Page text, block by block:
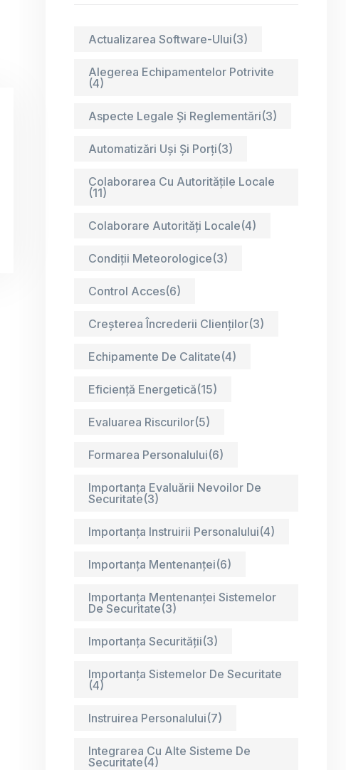
Actualizarea Software-Ului(3)
Alegerea Echipamentelor Potrivite
(4)
Aspecte Legale Și Reglementări(3)
Automatizări Uși Și Porți(3)
Colaborarea Cu Autoritățile Locale
(11)
Colaborare Autorități Locale(4)
Condiții Meteorologice(3)
Control Acces(6)
Creșterea Încrederii Clienților(3)
Echipamente De Calitate(4)
Eficiență Energetică(15)
Evaluarea Riscurilor(5)
Formarea Personalului(6)
Importanța Evaluării Nevoilor De
Securitate(3)
Importanța Instruirii Personalului(4)
Importanța Mentenanței(6)
Importanța Mentenanței Sistemelor
De Securitate(3)
Importanța Securității(3)
Importanța Sistemelor De Securitate
(4)
Instruirea Personalului(7)
Integrarea Cu Alte Sisteme De
Securitate(4)